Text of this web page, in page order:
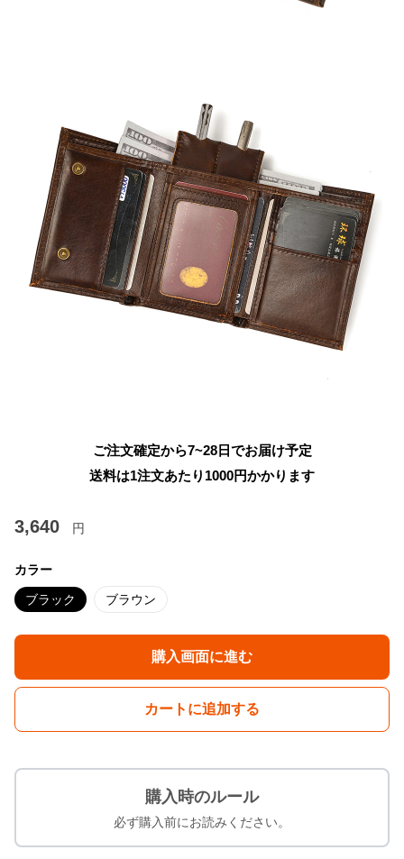
ご注文確定から7~28日でお届け予定
送料は1注文あたり 1000円かかります
3,640 円
カラー
ブラック ブラウン
購入画面に進む
カートに追加する
購入時のルール
必ず購入前にお読みください。